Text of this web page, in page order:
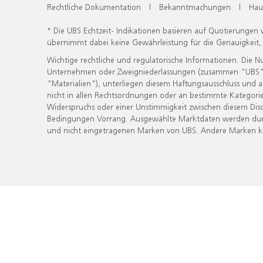
Rechtliche Dokumentation | Bekanntmachungen |
* Die UBS Echtzeit- Indikationen basieren auf
übernimmt dabei keine Gewährleistung für die
Wichtige rechtliche und regulatorische Informationen. Die
Unternehmen oder Zweigniederlassungen (zusammen
"Materialien"), unterliegen diesem Haftungsausschluss
nicht in allen Rechtsordnungen oder an bestimmte
Widerspruchs oder einer Unstimmigkeit zwischen diesem
Bedingungen Vorrang. Ausgewählte Marktdaten werden
und nicht eingetragenen Marken von UBS. Andere Marken